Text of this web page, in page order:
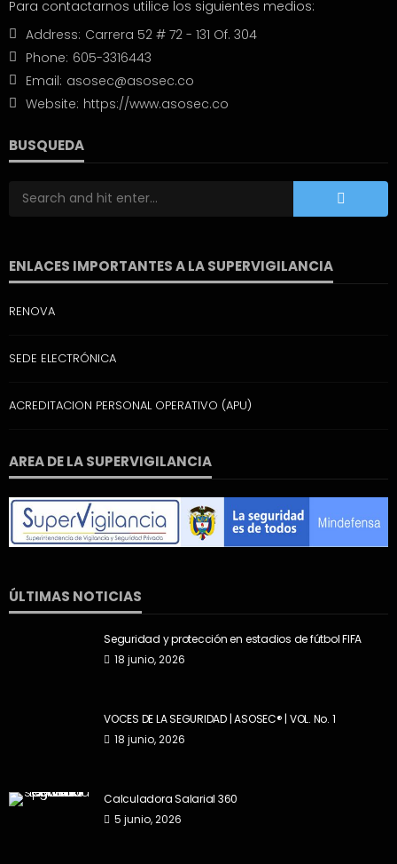
Para contactarnos utilice los siguientes medios:
Address: Carrera 52 # 72 - 131 Of. 304
Phone: 605-3316443
Email: asosec@asosec.co
Website: https://www.asosec.co
BUSQUEDA
ENLACES IMPORTANTES A LA SUPERVIGILANCIA
RENOVA
SEDE ELECTRÓNICA
ACREDITACION PERSONAL OPERATIVO (APU)
AREA DE LA SUPERVIGILANCIA
ÚLTIMAS NOTICIAS
Seguridad y protección en estadios de fútbol FIFA
18 junio, 2026
VOCES DE LA SEGURIDAD | ASOSEC® | VOL. No. 1
18 junio, 2026
Calculadora Salarial 360
5 junio, 2026